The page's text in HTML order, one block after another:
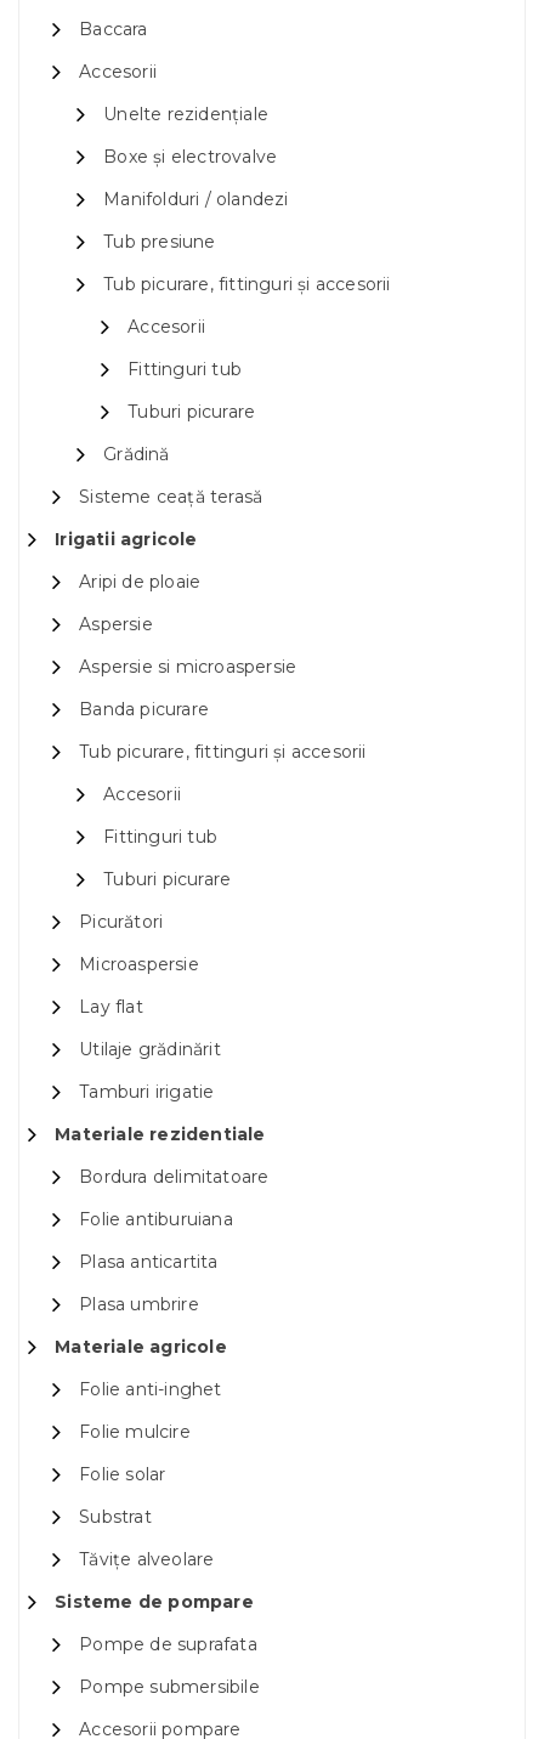
Baccara
Accesorii
Unelte rezidențiale
Boxe și electrovalve
Manifolduri / olandezi
Tub presiune
Tub picurare, fittinguri și accesorii
Accesorii
Fittinguri tub
Tuburi picurare
Grădină
Sisteme ceață terasă
Irigatii agricole
Aripi de ploaie
Aspersie
Aspersie si microaspersie
Banda picurare
Tub picurare, fittinguri și accesorii
Accesorii
Fittinguri tub
Tuburi picurare
Picurători
Microaspersie
Lay flat
Utilaje grădinărit
Tamburi irigatie
Materiale rezidentiale
Bordura delimitatoare
Folie antiburuiana
Plasa anticartita
Plasa umbrire
Materiale agricole
Folie anti-inghet
Folie mulcire
Folie solar
Substrat
Tăvițe alveolare
Sisteme de pompare
Pompe de suprafata
Pompe submersibile
Accesorii pompare